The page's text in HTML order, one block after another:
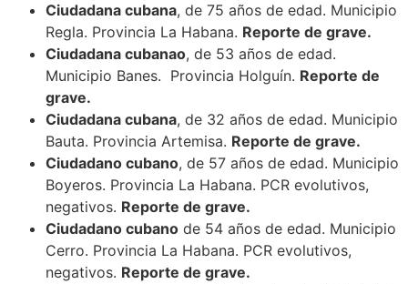
Ciudadana cubana, de 75 años de edad. Municipio
Regla. Provincia La Habana. Reporte de grave.
Ciudadana cubanao, de 53 años de edad.
Municipio Banes. Provincia Holguín. Reporte de
grave.
Ciudadana cubana, de 32 años de edad. Municipio
Bauta. Provincia Artemisa. Reporte de grave.
Ciudadano cubano, de 57 años de edad. Municipio
Boyeros. Provincia La Habana. PCR evolutivos,
negativos. Reporte de grave.
Ciudadano cubano de 54 años de edad. Municipio
Cerro. Provincia La Habana. PCR evolutivos,
negativos. Reporte de grave.